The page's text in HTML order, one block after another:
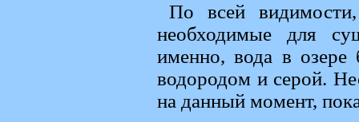
По всей
необходимые для
именно, вода в озере
водородом и серой.
на данный момент,